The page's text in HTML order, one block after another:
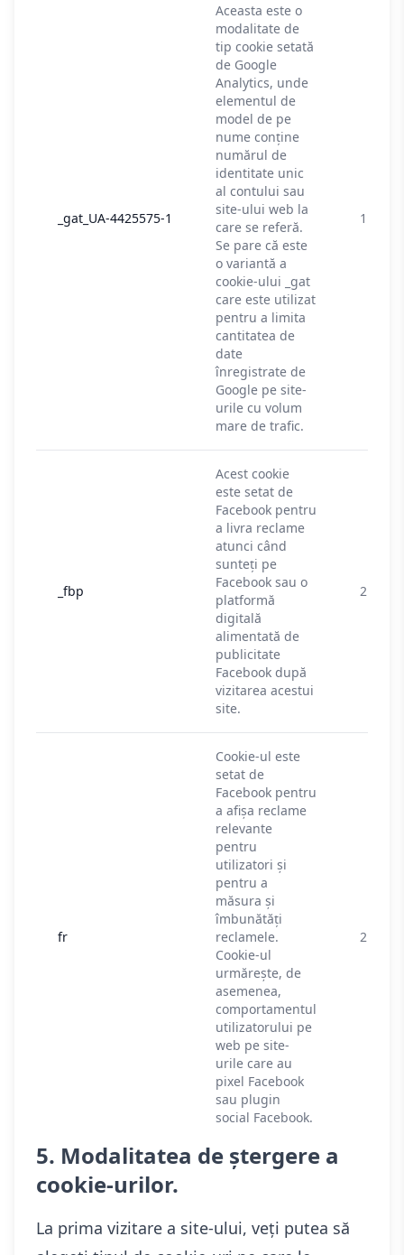
_gat_UA-4425575-1
Aceasta este o
modalitate de
tip cookie setată
de Google
Analytics, unde
elementul de
model de pe
nume conține
numărul de
identitate unic
al contului sau
site-ului web la
care se referă.
Se pare că este
o variantă a
cookie-ului _gat
care este utilizat
pentru a limita
cantitatea de
date
înregistrate de
Google pe site-
urile cu volum
mare de trafic.
1
_fbp
Acest cookie
este setat de
Facebook pentru
a livra reclame
atunci când
sunteți pe
Facebook sau o
platformă
digitală
alimentată de
publicitate
Facebook după
vizitarea acestui
site.
2 luni
fr
Cookie-ul este
setat de
Facebook pentru
a afișa reclame
relevante
pentru
utilizatori și
pentru a
măsura și
îmbunătăți
reclamele.
Cookie-ul
urmărește, de
asemenea,
comportamentul
utilizatorului pe
web pe site-
urile care au
pixel Facebook
sau plugin
social Facebook.
2 luni
5. Modalitatea de ștergere a
cookie-urilor.
La prima vizitare a site-ului, veți putea să